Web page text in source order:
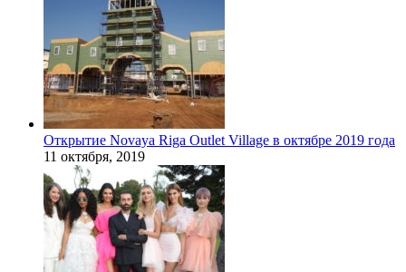
Открытие Novaya Riga Outlet Village в октябре 2019 года
11 октября, 2019